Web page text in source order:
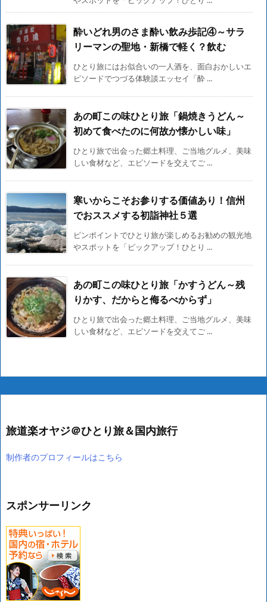
酔いどれ男のさま酔い飲み歩記④～サラ
リーマンの聖地・新橋で軽く？飲む
ひとり旅にはお似合いの一人酒を、面白おかしいエ
ピソードでつづる体験談エッセイ「酔 ...
あの町この味ひとり旅「鍋焼きうどん～
初めて食べたのに何故か懐かしい味」
ひとり旅で出会った郷土料理、ご当地グルメ、美味
しい食材など、エピソードを交えてご ...
寒いからこそお参りする価値あり！信州
でおススメする初詣神社５選
ピンポイントでひとり旅が楽しめるお勧めの観光地
やスポットを「ピックアップ！ひとり ...
あの町この味ひとり旅「かすうどん～残
りかす、だからと侮るべからず」
ひとり旅で出会った郷土料理、ご当地グルメ、美味
しい食材など、エピソードを交えてご ...
旅道楽オヤジ＠ひとり旅＆国内旅行
制作者のプロフィールはこちら
スポンサーリンク